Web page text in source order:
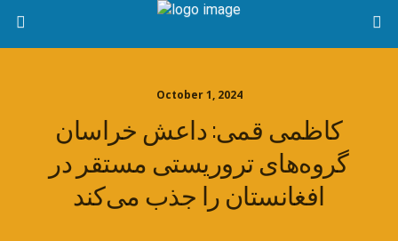
October 1, 2024
کاظمی قمی: داعش خراسان
گروه‌های تروریستی مستقر در
افغانستان را جذب می‌کند